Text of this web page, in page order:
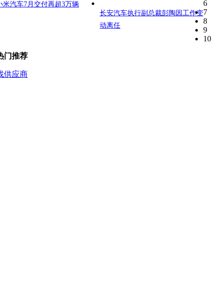
米汽车7月交付再超3万辆 6
长安汽车执行副总裁彭陶因工作变
动离任
7
8
9
10
门推荐
供应商